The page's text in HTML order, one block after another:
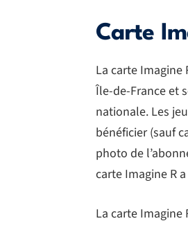
Carte
La carte Imagine
Île-de-France et
nationale. Les
bénéficier (sauf
photo de
carte Imagine R
La carte Imagine